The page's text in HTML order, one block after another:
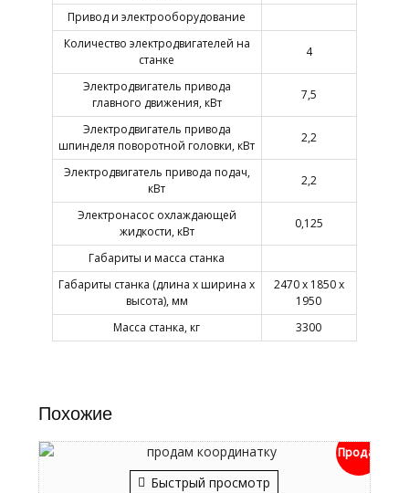
Привод и электрооборудование
Количество электродвигателей на
станке
4
Электродвигатель привода
главного движения, кВт
7,5
Электродвигатель привода
шпинделя поворотной головки, кВт
2,2
Электродвигатель привода подач,
кВт
2,2
Электронасос охлаждающей
жидкости, кВт
0,125
Габариты и масса станка
Габариты станка (длина х ширина х
высота), мм
2470 х 1850 х
1950
Масса станка, кг
3300
Похожие
Быстрый просмотр
Продан